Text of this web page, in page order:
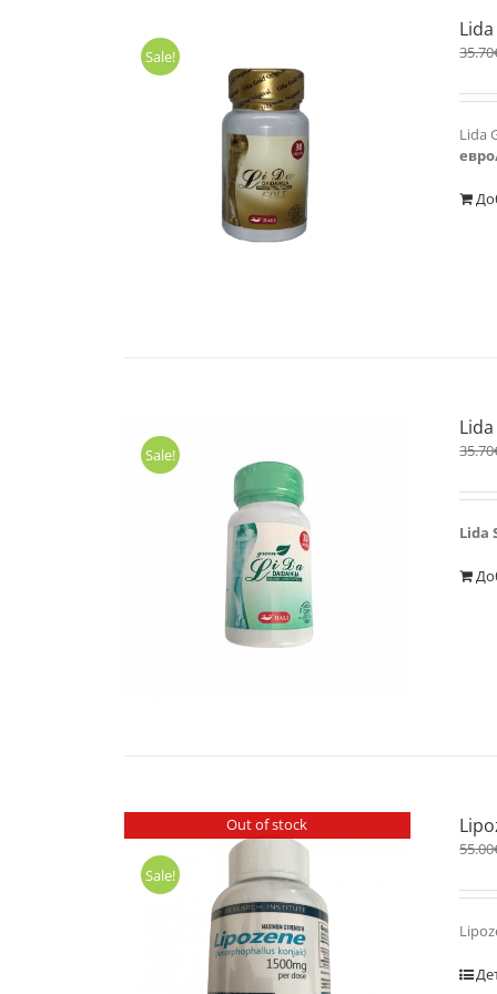
Sale! 35.70
Lida
Sale! 35.70
Lida
Out of stock
Sale!
55.00